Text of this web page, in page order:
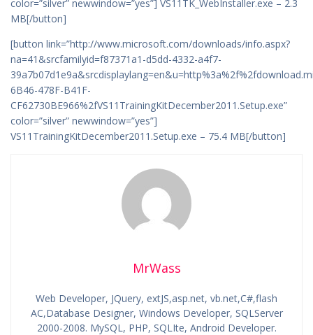
color=”silver” newwindow=”yes”] VS11TK_WebInstaller.exe – 2.3
MB[/button]
[button link=”http://www.microsoft.com/downloads/info.aspx?
na=41&srcfamilyid=f87371a1-d5dd-4332-a4f7-
6B46-478F-B41F-
CF62730BE966%2fVS11TrainingKitDecember2011.Setup.exe”
color=”silver” newwindow=”yes”]
VS11TrainingKitDecember2011.Setup.exe – 75.4 MB[/button]
MrWass
Web Developer, JQuery, extJS,asp.net, vb.net,C#,flash
AC,Database Designer, Windows Developer, SQLServer
2000-2008. MySQL, PHP, SQLIte, Android Developer.